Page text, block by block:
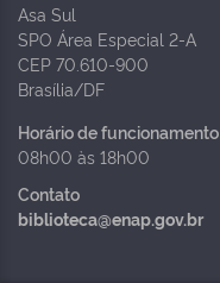
Asa Sul
SPO Área Especial 2-A
CEP 70.610-900
Brasília/DF
Horário de funcionamento
08h00 às 18h00
Contato
biblioteca@enap.gov.br